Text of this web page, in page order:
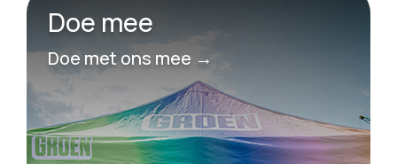
Doe mee
Doe met ons mee →